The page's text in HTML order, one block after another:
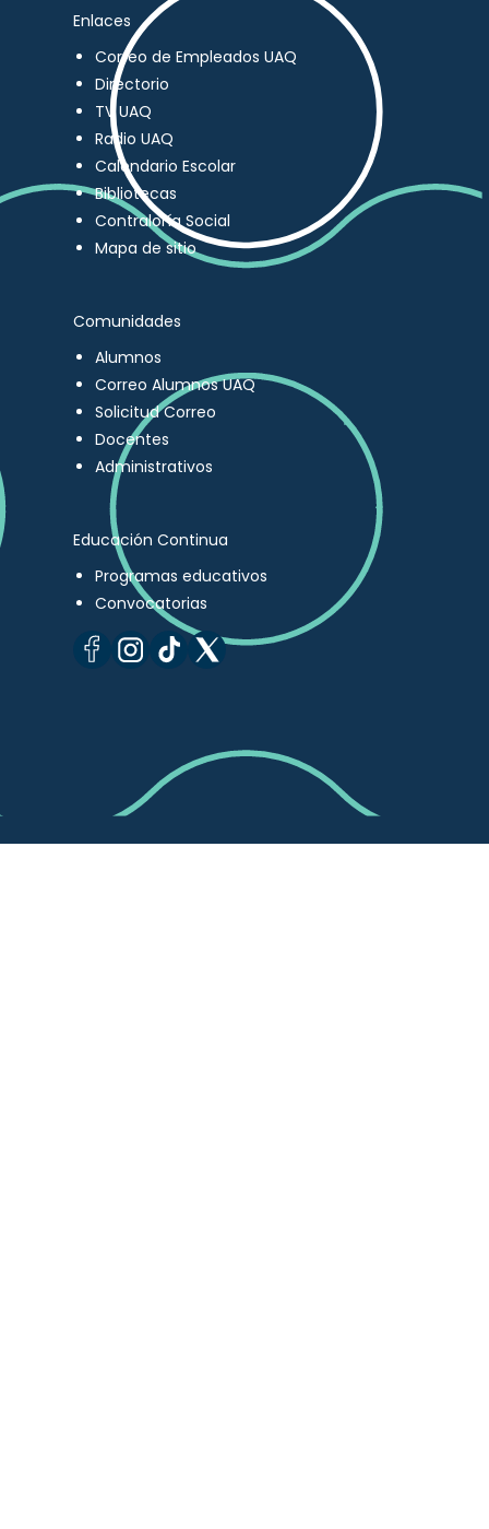
Enlaces
Correo de Empleados UAQ
Directorio
TV UAQ
Radio UAQ
Calendario Escolar
Bibliotecas
Contraloría Social
Mapa de sitio
Comunidades
Alumnos
Correo Alumnos UAQ
Solicitud Correo
Docentes
Administrativos
Educación Continua
Programas educativos
Convocatorias